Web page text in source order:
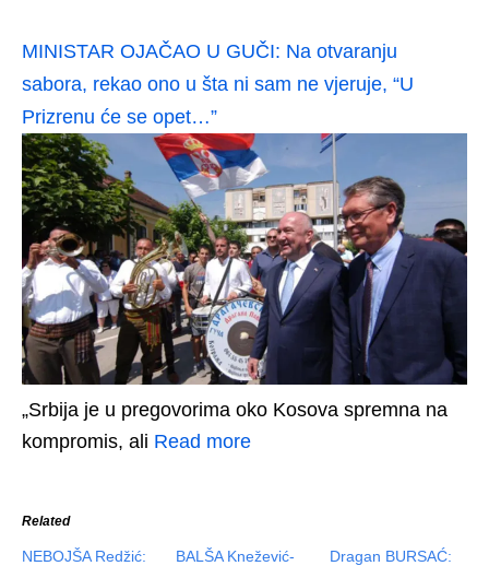
MINISTAR OJAČAO U GUČI: Na otvaranju
sabora, rekao ono u šta ni sam ne vjeruje, “U
Prizrenu će se opet…”
„Srbija je u pregovorima oko Kosova spremna na
kompromis, ali Read more
Related
NEBOJŠA Redžić:
BALŠA Knežević-
Dragan BURSAĆ: